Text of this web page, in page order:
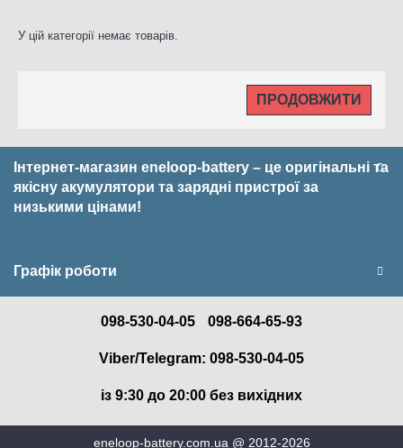
У цій категорії немає товарів.
ПРОДОВЖИТИ
Інтернет-магазин eneloop-battery – це оригінальні та
якісну акумулятори та зарядні пристрої за
низькими цінами!
Графік роботи
098-530-04-05 098-664-65-93
Viber/Telegram: 098-530-04-05
із 9:30 до 20:00 без вихідних
eneloop-battery.com.ua @ 2012-2026